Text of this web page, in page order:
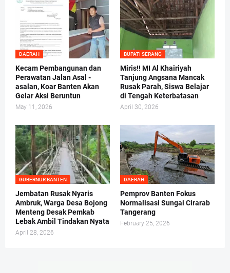
DAERAH
Kecam Pembangunan dan
Perawatan Jalan Asal -
asalan, Koar Banten Akan
Gelar Aksi Beruntun
May 11, 2026
BUPATI SERANG
Miris!! MI Al Khairiyah
Tanjung Angsana Mancak
Rusak Parah, Siswa Belajar
di Tengah Keterbatasan
April 30, 2026
GUBERNUR BANTEN
Jembatan Rusak Nyaris
Ambruk, Warga Desa Bojong
Menteng Desak Pemkab
Lebak Ambil Tindakan Nyata
April 28, 2026
DAERAH
Pemprov Banten Fokus
Normalisasi Sungai Cirarab
Tangerang
February 25, 2026